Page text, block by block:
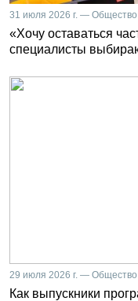
31 июля 2026 г. — Общество
«Хочу оставаться
специалисты
29 июля 2026 г. — Общество
Как выпускники